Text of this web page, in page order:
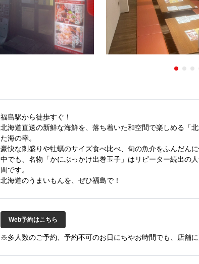
福島駅から徒歩すぐ！
北海道直送の新鮮な海鮮を、落ち着いた和空間で楽しめる「
た海の幸。
豪快な刺盛りや牡蠣のサイズ食べ比べ、旬の魚介をふんだんに
中でも、名物「かにぶっかけ出巻玉子」はリピーター続出の
間です。
北海道のうまいもんを、ぜひ福島で！
Web予約はこちら
※多人数のご予約、予約不可のお日にちやお時間でも、店舗に